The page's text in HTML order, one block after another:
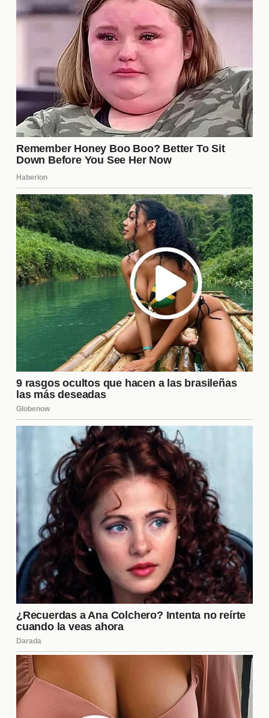
emblemática, los líderes del club consideran que es
momento de dar paso a una nueva era. Sin
embargo, muchos aficionados creen que esta
decisión fue apresurada y que no se tomaron en
cuenta sus contribuciones al equipo.
¿Cuál es el impacto de su salida
en el equipo?
La salida de Gignac podría tener un impacto
significativo en la **dinámica del equipo**. Su
presencia no solo era crucial en el campo, sino que
también actuaba como un líder en el vestuario. La
moral del equipo podría verse afectada,
especialmente entre los jugadores más jóvenes que
lo consideraban un modelo a seguir. Además, la
falta de un goleador de su calibre puede complicar
la estrategia del club en la próxima temporada.
¿Qué dicen los expertos sobre
esta decisión?
Los analistas deportivos han expresado opiniones
divididas sobre la decisión de la directiva. Algunos
consideran que es un **movimiento arriesgado**
que podría salir mal, especialmente si no se logra
encontrar un reemplazo adecuado. Otros, sin
embargo, creen que es un paso necesario para
modernizar el equipo y adaptarse a las nuevas
exigencias del fútbol. En general, el consenso es
que esta decisión marcará un antes y un después
en la historia del club.
¿Gignac tiene ofertas de otros
clubes?
Hasta el momento, se rumorea que Gignac ha
recibido interés de varios clubes, tanto en México
como en el extranjero. Su experiencia y habilidades
lo convierten en un jugador atractivo para muchas
**franquicias**. Sin embargo, no se ha confirmado
ninguna oferta formal. La decisión de su próximo
destino dependerá de varios factores, incluyendo
su deseo de seguir compitiendo al más alto nivel y